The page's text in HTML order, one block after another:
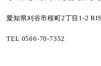
愛知県刈谷市桜町2丁目1-2
TEL 0566-70-7352